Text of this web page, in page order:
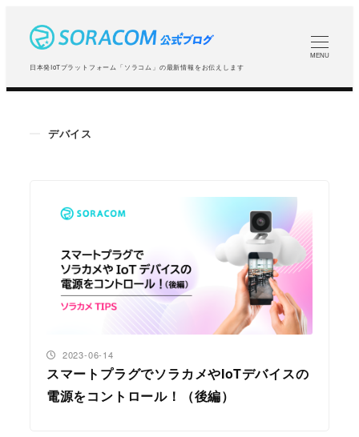
コ
日本発IoTプラットフォーム「ソラコム」の最新情報をお伝えします
MENU
デバイス
スマートプラグでソラカメやIoTデバイスの
電源をコントロール！（後編）
投稿日
2023-06-14